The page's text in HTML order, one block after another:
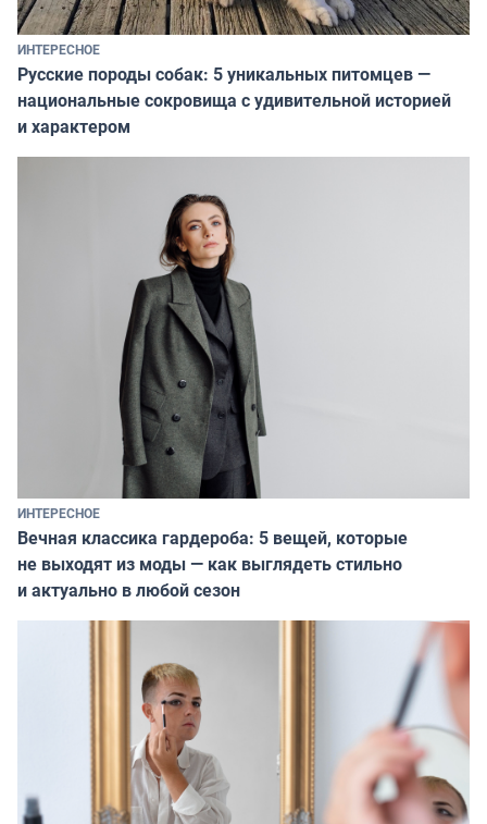
ИНТЕРЕСНОЕ
Русские породы собак: 5 уникальных питомцев —
национальные сокровища с удивительной историей
и характером
ИНТЕРЕСНОЕ
Вечная классика гардероба: 5 вещей, которые
не выходят из моды — как выглядеть стильно
и актуально в любой сезон